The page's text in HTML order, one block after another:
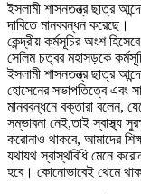
ইসলামী শাসনতন্ত্র ছাত্র
দাবিতে মানববন্ধন করেছে।
কেন্দ্রীয় কর্মসূচির অংশ
সেলিম চত্বর মহাসড়কে
ইসলামী শাসনতন্ত্র ছাত্র
হোসেনের সভাপতিত্বে এবং
মানববন্ধনে বক্তারা বলেন,
সম্ভাবনা নেই,তাই স্বাস্থ্য
করোনাও থাকবে, আমাদের
যথাযথ স্বাস্থবিধি মেনে
হবে। কোনোভাবেই থেমে